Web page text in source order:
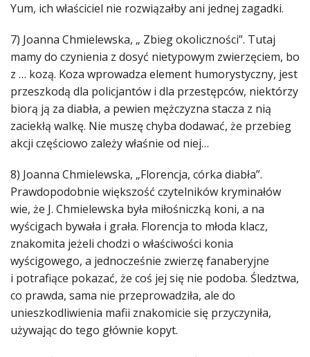
Yum, ich właściciel nie rozwiązałby ani jednej zagadki.
7) Joanna Chmielewska, „ Zbieg okoliczności”. Tutaj
mamy do czynienia z dosyć nietypowym zwierzęciem, bo
z … kozą. Koza wprowadza element humorystyczny, jest
przeszkodą dla policjantów i dla przestępców, niektórzy
biorą ją za diabła, a pewien mężczyzna stacza z nią
zaciekłą walkę. Nie muszę chyba dodawać, że przebieg
akcji częściowo zależy właśnie od niej…
8) Joanna Chmielewska, „Florencja, córka diabła”.
Prawdopodobnie większość czytelników kryminałów
wie, że J. Chmielewska była miłośniczką koni, a na
wyścigach bywała i grała. Florencja to młoda klacz,
znakomita jeżeli chodzi o właściwości konia
wyścigowego, a jednocześnie zwierzę fanaberyjne
i potrafiące pokazać, że coś jej się nie podoba. Śledztwa,
co prawda, sama nie przeprowadziła, ale do
unieszkodliwienia mafii znakomicie się przyczyniła,
używając do tego głównie kopyt.